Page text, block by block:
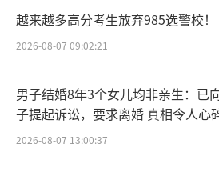
越来越多高分考生放弃985选警校！
2026-08-07 09:02:21
男子结婚8年3个女儿均非亲生：已
子提起诉讼，要求离婚 真相令人心
2026-08-07 13:00:37